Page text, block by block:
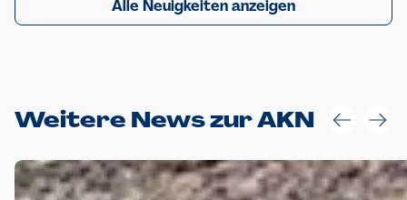
Alle Neuigkeiten anzeigen
Weitere News zur AKN